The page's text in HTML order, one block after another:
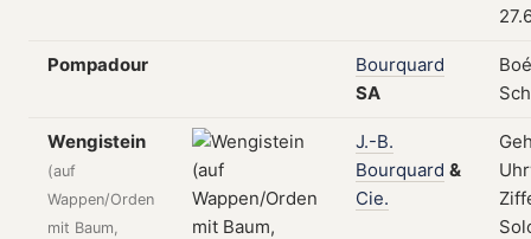
Pompadour
Bourquard
SA
Wengistein
(auf
Wappen/Orden
mit Baum,
J.-B.
Bourquard &
Cie.